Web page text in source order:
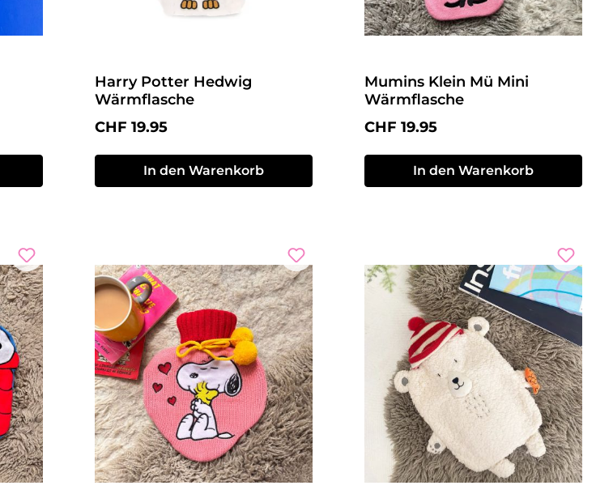
Harry Potter Hedwig
Wärmflasche
Regulärer Preis:
CHF 19.95
In den Warenkorb
Mumins Klein Mü Mini
Wärmflasche
Regulärer Preis:
CHF 19.95
In den Warenkorb